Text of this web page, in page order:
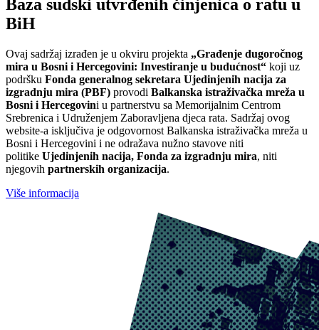
Baza sudski utvrđenih činjenica o ratu u
BiH
Ovaj sadržaj izrađen je u okviru projekta „Građenje dugoročnog
mira u Bosni i Hercegovini: Investiranje u budućnost“ koji uz
podršku Fonda generalnog sekretara Ujedinjenih nacija za
izgradnju mira (PBF) provodi Balkanska istraživačka mreža u
Bosni i Hercegovini u partnerstvu sa Memorijalnim Centrom
Srebrenica i Udruženjem Zaboravljena djeca rata. Sadržaj ovog
website-a isključiva je odgovornost Balkanska istraživačka mreža u
Bosni i Hercegovini i ne odražava nužno stavove niti
politike Ujedinjenih nacija, Fonda za izgradnju mira, niti
njegovih partnerskih organizacija.
Više informacija